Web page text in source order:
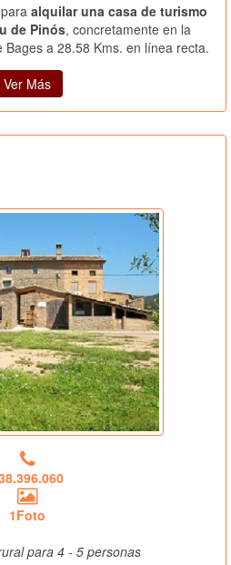
alquilar una casa de turismo
de Pinós, concretamente en la
Bages a 28.58 Kms. en línea recta.
Ver Más
1Foto
para 4 - 5 personas